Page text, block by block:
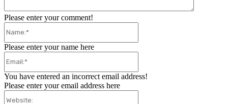
Please enter your comment!
Please enter your name here
You have entered an incorrect email address!
Please enter your email address here